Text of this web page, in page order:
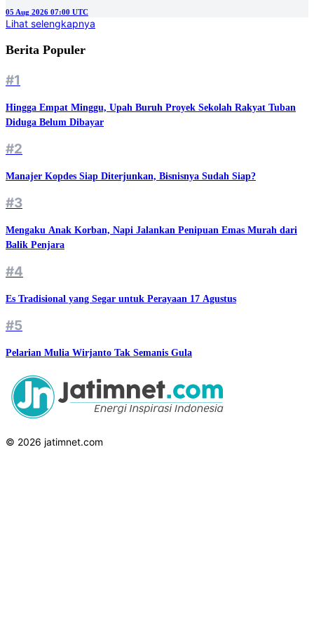
05 Aug 2026 07:00 UTC
Lihat selengkapnya
Berita Populer
#1
Hingga Empat Minggu, Upah Buruh Proyek Sekolah Rakyat Tuban
Diduga Belum Dibayar
#2
Manajer Kopdes Siap Diterjunkan, Bisnisnya Sudah Siap?
#3
Mengaku Anak Korban, Napi Jalankan Penipuan Emas Murah dari
Balik Penjara
#4
Es Tradisional yang Segar untuk Perayaan 17 Agustus
#5
Pelarian Mulia Wirjanto Tak Semanis Gula
© 2026 jatimnet.com